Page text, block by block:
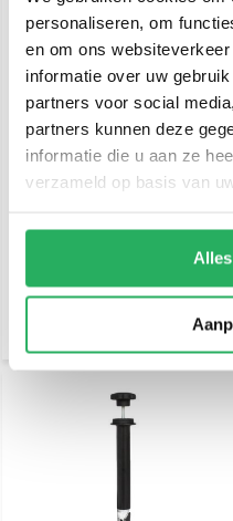
personaliseren, om
en om ons
informatie over uw
partners voor social
partners kunnen deze
informatie die u aan ze
verzameld op basis van
RAM Mount Double Swing
€ 147,93 Excl. btw